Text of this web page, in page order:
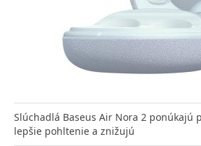
Slúchadlá Baseus Air Nora 2 ponúkajú
lepšie pohltenie a znižujú